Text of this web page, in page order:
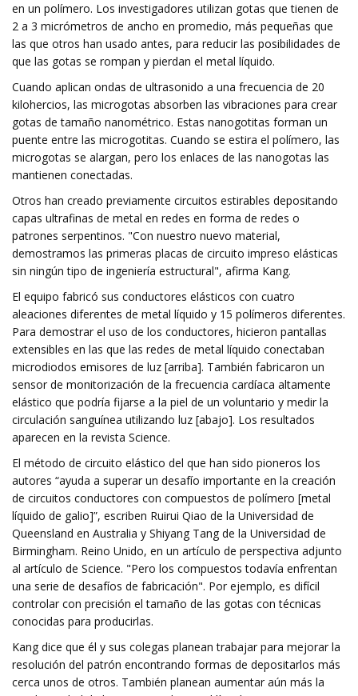
en un polímero. Los investigadores utilizan gotas que tienen de
2 a 3 micrómetros de ancho en promedio, más pequeñas que
las que otros han usado antes, para reducir las posibilidades de
que las gotas se rompan y pierdan el metal líquido.
Cuando aplican ondas de ultrasonido a una frecuencia de 20
kilohercios, las microgotas absorben las vibraciones para crear
gotas de tamaño nanométrico. Estas nanogotitas forman un
puente entre las microgotitas. Cuando se estira el polímero, las
microgotas se alargan, pero los enlaces de las nanogotas las
mantienen conectadas.
Otros han creado previamente circuitos estirables depositando
capas ultrafinas de metal en redes en forma de redes o
patrones serpentinos. "Con nuestro nuevo material,
demostramos las primeras placas de circuito impreso elásticas
sin ningún tipo de ingeniería estructural", afirma Kang.
El equipo fabricó sus conductores elásticos con cuatro
aleaciones diferentes de metal líquido y 15 polímeros diferentes.
Para demostrar el uso de los conductores, hicieron pantallas
extensibles en las que las redes de metal líquido conectaban
microdiodos emisores de luz [arriba]. También fabricaron un
sensor de monitorización de la frecuencia cardíaca altamente
elástico que podría fijarse a la piel de un voluntario y medir la
circulación sanguínea utilizando luz [abajo]. Los resultados
aparecen en la revista Science.
El método de circuito elástico del que han sido pioneros los
autores “ayuda a superar un desafío importante en la creación
de circuitos conductores con compuestos de polímero [metal
líquido de galio]”, escriben Ruirui Qiao de la Universidad de
Queensland en Australia y Shiyang Tang de la Universidad de
Birmingham. Reino Unido, en un artículo de perspectiva adjunto
al artículo de Science. "Pero los compuestos todavía enfrentan
una serie de desafíos de fabricación". Por ejemplo, es difícil
controlar con precisión el tamaño de las gotas con técnicas
conocidas para producirlas.
Kang dice que él y sus colegas planean trabajar para mejorar la
resolución del patrón encontrando formas de depositarlos más
cerca unos de otros. También planean aumentar aún más la